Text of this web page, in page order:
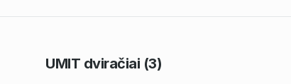
UMIT dviračiai (3)